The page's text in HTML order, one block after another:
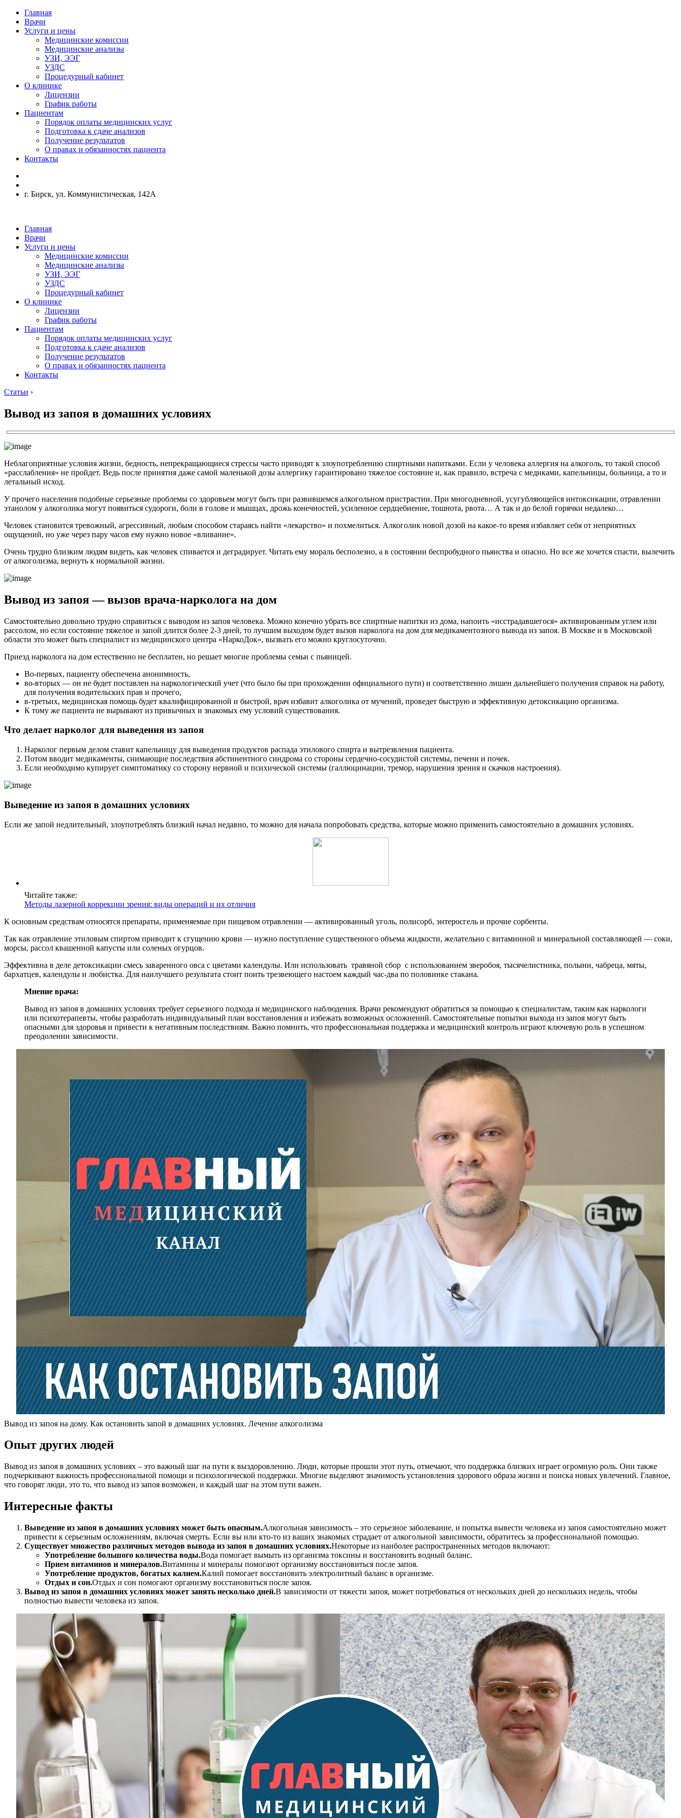
Главная
Врачи
Услуги и цены
Медицинские комиссии
Медицинские анализы
УЗИ, ЭЭГ
УЗДС
Процедурный кабинет
О клинике
Лицензии
График работы
Пациентам
Порядок оплаты медицинских услуг
Подготовка к сдаче анализов
Получение результатов
О правах и обязанностях пациента
Контакты
г. Бирск, ул. Коммунистическая, 142А
Главная
Врачи
Услуги и цены
Медицинские комиссии
Медицинские анализы
УЗИ, ЭЭГ
УЗДС
Процедурный кабинет
О клинике
Лицензии
График работы
Пациентам
Порядок оплаты медицинских услуг
Подготовка к сдаче анализов
Получение результатов
О правах и обязанностях пациента
Контакты
Статьи ›
Вывод из запоя в домашних условиях
Неблагоприятные условия жизни, бедность, непрекращающиеся стрессы часто приводят к злоупотреблению спиртными напитками. Если у человека аллергия на алкоголь, то такой способ
«расслабления» не пройдет. Ведь после принятия даже самой маленькой дозы аллергику гарантировано тяжелое состояние и, как правило, встреча с медиками, капельницы, больница, а то и
летальный исход.
У прочего населения подобные серьезные проблемы со здоровьем могут быть при развившемся алкогольном пристрастии. При многодневной, усугубляющейся интоксикации, отравлении
этанолом у алкоголика могут появиться судороги, боли в голове и мышцах, дрожь конечностей, усиленное сердцебиение, тошнота, рвота… А так и до белой горячки недалеко…
Человек становится тревожный, агрессивный, любым способом стараясь найти «лекарство» и похмелиться. Алкоголик новой дозой на какое-то время избавляет себя от неприятных
ощущений, но уже через пару часов ему нужно новое «вливание».
Очень трудно близким людям видеть, как человек спивается и деградирует. Читать ему мораль бесполезно, а в состоянии беспробудного пьянства и опасно. Но все же хочется спасти, вылечить
от алкоголизма, вернуть к нормальной жизни.
Вывод из запоя — вызов врача-нарколога на дом
Самостоятельно довольно трудно справиться с выводом из запоя человека. Можно конечно убрать все спиртные напитки из дома, напоить «исстрадавшегося» активированным углем или
рассолом, но если состояние тяжелое и запой длится более 2-3 дней, то лучшим выходом будет вызов нарколога на дом для медикаментозного вывода из запоя. В Москве и в Московской
области это может быть специалист из медицинского центра «НаркоДок», вызвать его можно круглосуточно.
Приезд нарколога на дом естественно не бесплатен, но решает многие проблемы семьи с пьяницей.
Во-первых, пациенту обеспечена анонимность,
во-вторых — он не будет поставлен на наркологический учет (что было бы при прохождении официального пути) и соответственно лишен дальнейшего получения справок на работу,
для получения водительских прав и прочего,
в-третьих, медицинская помощь будет квалифицированной и быстрой, врач избавит алкоголика от мучений, проведет быструю и эффективную детоксикацию организма.
К тому же пациента не вырывают из привычных и знакомых ему условий существования.
Что делает нарколог для выведения из запоя
Нарколог первым делом ставит капельницу для выведения продуктов распада этилового спирта и вытрезвления пациента.
Потом вводит медикаменты, снимающие последствия абстинентного синдрома со стороны сердечно-сосудистой системы, печени и почек.
Если необходимо купирует симптоматику со сторону нервной и психической системы (галлюцинации, тремор, нарушения зрения и скачков настроения).
Выведение из запоя в домашних условиях
Если же запой недлительный, злоупотреблять близкий начал недавно, то можно для начала попробовать средства, которые можно применить самостоятельно в домашних условиях.
Читайте также:
Методы лазерной коррекции зрения: виды операций и их отличия
К основным средствам относятся препараты, применяемые при пищевом отравлении — активированный уголь, полисорб, энтеросгель и прочие сорбенты.
Так как отравление этиловым спиртом приводит к сгущению крови — нужно поступление существенного объема жидкости, желательно с витаминной и минеральной составляющей — соки,
морсы, рассол квашенной капусты или соленых огурцов.
Эффективна в деле детоксикации смесь заваренного овса с цветами календулы. Или использовать травяной сбор с использованием зверобоя, тысячелистника, полыни, чабреца, мяты,
бархатцев, календулы и любистка. Для наилучшего результата стоит поить трезвеющего настоем каждый час-два по половинке стакана.
Мнение врача:
Вывод из запоя в домашних условиях требует серьезного подхода и медицинского наблюдения. Врачи рекомендуют обратиться за помощью к специалистам, таким как наркологи
или психотерапевты, чтобы разработать индивидуальный план восстановления и избежать возможных осложнений. Самостоятельные попытки выхода из запоя могут быть
опасными для здоровья и привести к негативным последствиям. Важно помнить, что профессиональная поддержка и медицинский контроль играют ключевую роль в успешном
преодолении зависимости.
Вывод из запоя на дому. Как остановить запой в домашних условиях. Лечение алкоголизма
Опыт других людей
Вывод из запоя в домашних условиях – это важный шаг на пути к выздоровлению. Люди, которые прошли этот путь, отмечают, что поддержка близких играет огромную роль. Они также
подчеркивают важность профессиональной помощи и психологической поддержки. Многие выделяют значимость установления здорового образа жизни и поиска новых увлечений. Главное,
что говорят люди, это то, что вывод из запоя возможен, и каждый шаг на этом пути важен.
Интересные факты
Выведение из запоя в домашних условиях может быть опасным.Алкогольная зависимость – это серьезное заболевание, и попытка вывести человека из запоя самостоятельно может
привести к серьезным осложнениям, включая смерть. Если вы или кто-то из ваших знакомых страдает от алкогольной зависимости, обратитесь за профессиональной помощью.
Существует множество различных методов вывода из запоя в домашних условиях.Некоторые из наиболее распространенных методов включают:
Употребление большого количества воды.Вода помогает вымыть из организма токсины и восстановить водный баланс.
Прием витаминов и минералов.Витамины и минералы помогают организму восстановиться после запоя.
Употребление продуктов, богатых калием.Калий помогает восстановить электролитный баланс в организме.
Отдых и сон.Отдых и сон помогают организму восстановиться после запоя.
Вывод из запоя в домашних условиях может занять несколько дней.В зависимости от тяжести запоя, может потребоваться от нескольких дней до нескольких недель, чтобы
полностью вывести человека из запоя.